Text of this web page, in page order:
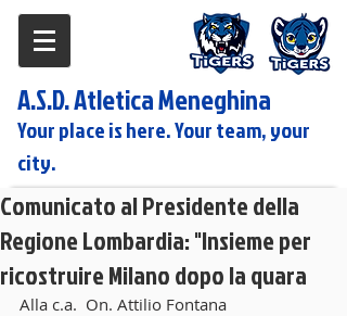
A.S.D. Atletica Meneghina
Your place is here. Your team, your
city.
Comunicato al Presidente della
Regione Lombardia: "Insieme per
ricostruire Milano dopo la quara
Alla c.a.  On. Attilio Fontana